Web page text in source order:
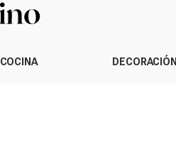
COCINA DECORACIÓN